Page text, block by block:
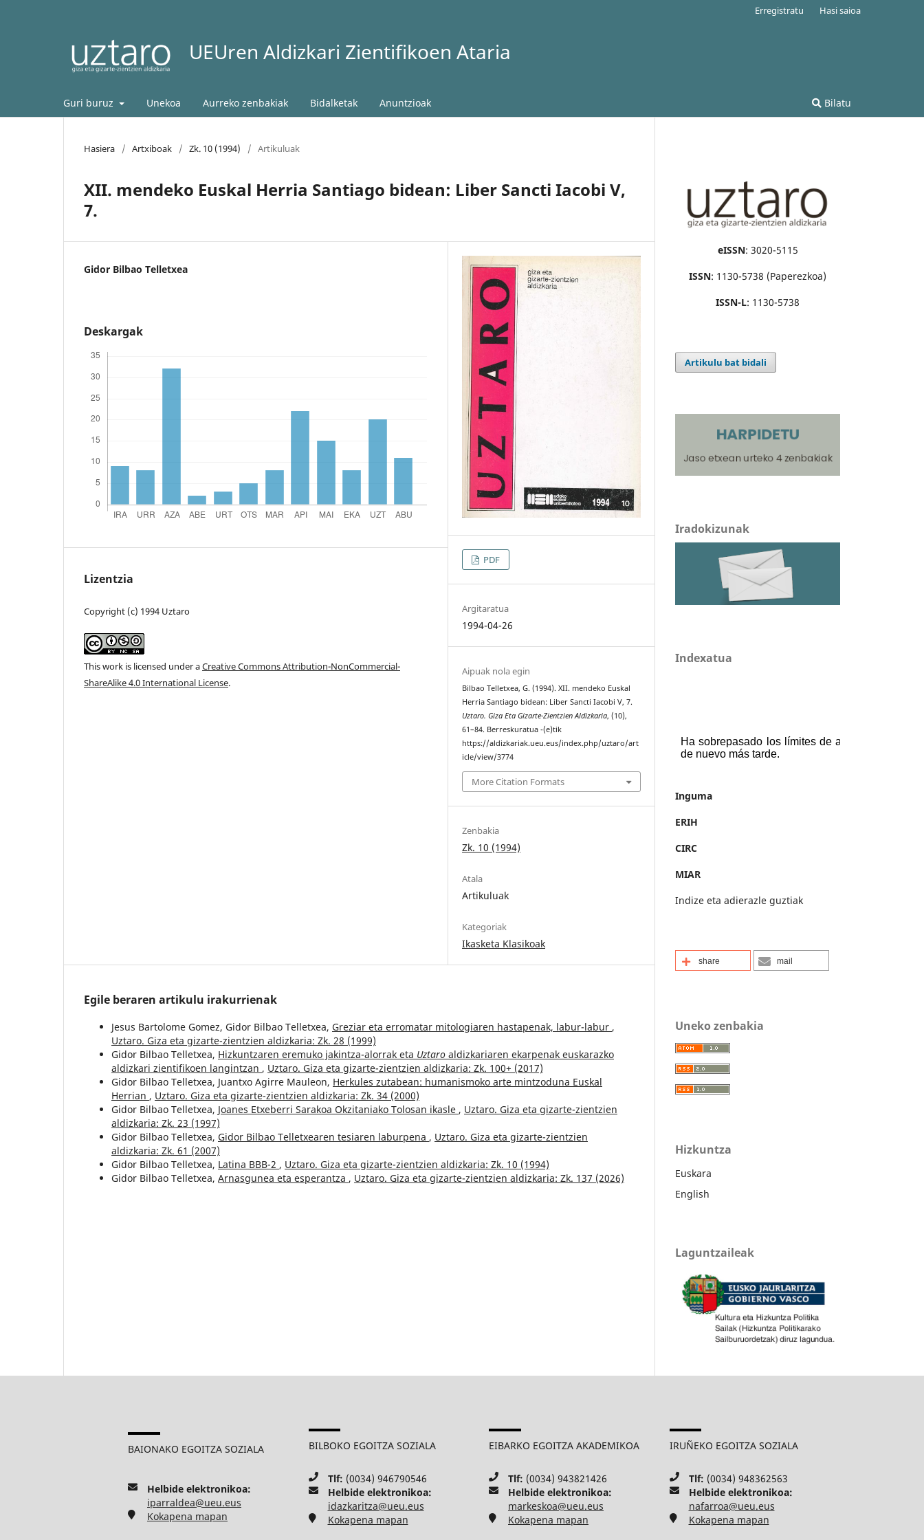
UEUren Aldizkari Zientifikoen Ataria
Guri buruz Unekoa Aurreko zenbakiak Bidalketak Anuntzioak Bilatu
Erregistratu Hasi saioa
Hasiera / Artxiboak / Zk. 10 (1994) / Artikuluak
XII. mendeko Euskal Herria Santiago bidean: Liber Sancti Iacobi V,
7.
Gidor Bilbao Telletxea
Deskargak
Lizentzia
Copyright (c) 1994 Uztaro
This work is licensed under aCreative Commons Attribution-NonCommercial-
ShareAlike 4.0 International License.
PDF
Argitaratua
1994-04-26
Aipuak nola egin
Bilbao Telletxea, G. (1994). XII. mendeko Euskal
Herria Santiago bidean: Liber Sancti Iacobi V, 7.
Uztaro. Giza Eta Gizarte-Zientzien Aldizkaria, (10),
61–84. Berreskuratua -(e)tik
https://aldizkariak.ueu.eus/index.php/uztaro/art
icle/view/3774
More Citation Formats
Zenbakia
Zk. 10 (1994)
Atala
Artikuluak
Kategoriak
Ikasketa Klasikoak
Egile beraren artikulu irakurrienak
Jesus Bartolome Gomez, Gidor Bilbao Telletxea, Greziar eta erromatar mitologiaren hastapenak, labur-labur ,
Uztaro. Giza eta gizarte-zientzien aldizkaria: Zk. 28 (1999)
Gidor Bilbao Telletxea, Hizkuntzaren eremuko jakintza-alorrak eta Uztaro aldizkariaren ekarpenak euskarazko
aldizkari zientifikoen langintzan , Uztaro. Giza eta gizarte-zientzien aldizkaria: Zk. 100+ (2017)
Gidor Bilbao Telletxea, Juantxo Agirre Mauleon, Herkules zutabean: humanismoko arte mintzoduna Euskal
Herrian , Uztaro. Giza eta gizarte-zientzien aldizkaria: Zk. 34 (2000)
Gidor Bilbao Telletxea, Joanes Etxeberri Sarakoa Okzitaniako Tolosan ikasle , Uztaro. Giza eta gizarte-zientzien
aldizkaria: Zk. 23 (1997)
Gidor Bilbao Telletxea, Gidor Bilbao Telletxearen tesiaren laburpena , Uztaro. Giza eta gizarte-zientzien
aldizkaria: Zk. 61 (2007)
Gidor Bilbao Telletxea, Latina BBB-2 , Uztaro. Giza eta gizarte-zientzien aldizkaria: Zk. 10 (1994)
Gidor Bilbao Telletxea, Arnasgunea eta esperantza , Uztaro. Giza eta gizarte-zientzien aldizkaria: Zk. 137 (2026)
eISSN: 3020-5115
ISSN: 1130-5738 (Paperezkoa)
ISSN-L: 1130-5738
Artikulu bat bidali
Iradokizunak
Indexatua
Inguma
ERIH
CIRC
MIAR
Indize eta adierazle guztiak
share mail
Uneko zenbakia
Hizkuntza
Euskara
English
Laguntzaileak
BAIONAKO EGOITZA SOZIALA
Helbide elektronikoa:
iparraldea@ueu.eus
Kokapena mapan
BILBOKO EGOITZA SOZIALA
Tlf: (0034) 946790546
Helbide elektronikoa:
idazkaritza@ueu.eus
Kokapena mapan
EIBARKO EGOITZA AKADEMIKOA
Tlf: (0034) 943821426
Helbide elektronikoa:
markeskoa@ueu.eus
Kokapena mapan
IRUÑEKO EGOITZA SOZIALA
Tlf: (0034) 948362563
Helbide elektronikoa:
nafarroa@ueu.eus
Kokapena mapan